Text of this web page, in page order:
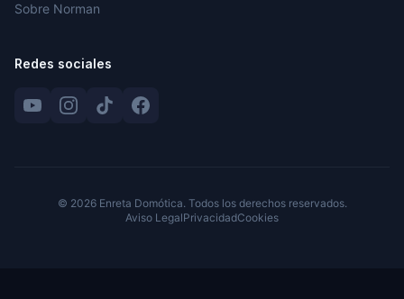
Sobre Norman
Redes sociales
© 2026Enreta Domótica. Todos los derechos reservados.
Aviso LegalPrivacidadCookies